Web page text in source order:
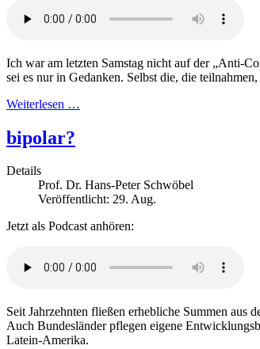
Ich war am letzten Samstag nicht auf der „Anti-
sei es nur in Gedanken. Selbst die, die
Weiterlesen …
bipolar?
Details
Prof. Dr. Hans-Peter Schwöbel
Veröffentlicht: 29. Aug.
Jetzt als Podcast anhören:
Seit Jahrzehnten fließen erhebliche Summen
Auch Bundesländer pflegen eigene
Latein-Amerika.